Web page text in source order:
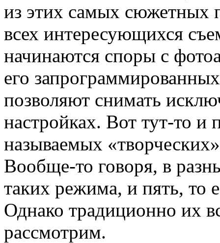
из этих самых сюжетных
всех интересующихся
начинаются споры с
его
позволяют снимать
настройках. Вот тут-то
называемых
Вообще-то говоря, в
таких режима, и пять, то
Однако традиционно их
рассмотрим.